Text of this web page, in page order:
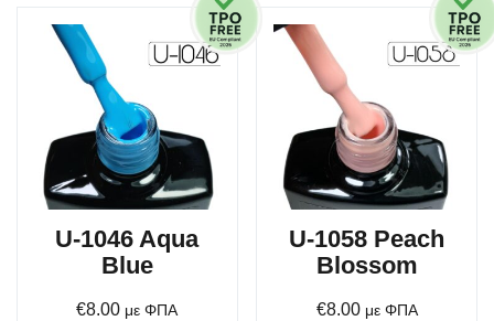
U-1046 Aqua
Blue
€8.00 με ΦΠΑ
U-1058 Peach
Blossom
€8.00 με ΦΠΑ